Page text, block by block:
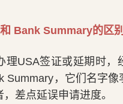
Bank Summary的区别
USA签证或延期时，
Summary，它们名字像
差点延误申请进度。